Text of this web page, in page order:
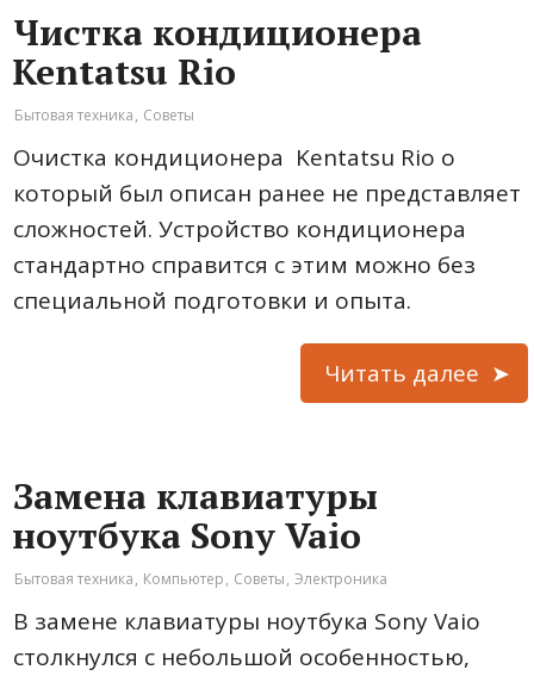
Чистка кондиционера
Kentatsu Rio
Бытовая техника, Советы
Очистка кондиционера Kentatsu Rio о
который был описан ранее не представляет
сложностей. Устройство кондиционера
стандартно справится с этим можно без
специальной подготовки и опыта.
Читать далее
Замена клавиатуры
ноутбука Sony Vaio
Бытовая техника, Компьютер, Советы, Электроника
В замене клавиатуры ноутбука Sony Vaio
столкнулся с небольшой особенностью,